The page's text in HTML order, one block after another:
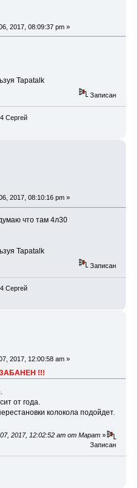
2017, 08:09:37 pm »
Tapatalk
Записан
Сергей
2017, 08:10:16 pm »
что там 4л30
Tapatalk
Записан
Сергей
2017, 12:00:58 am »
!!!
от года.
колокола подойдет.
2017, 12:02:52 am от Марат »
Записан